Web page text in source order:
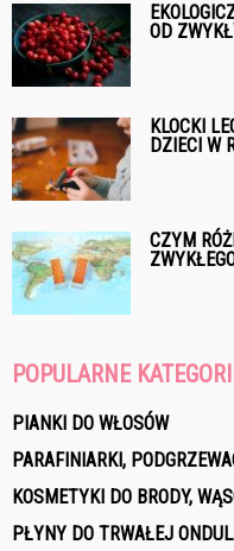
OD
KLOCKI
DZIECI W
CZYM
POPULARNE
PIANKI DO WŁOSÓW
PARAFINIARKI,
KOSMETYKI DO BRODY,
PŁYNY DO TRWAŁEJ